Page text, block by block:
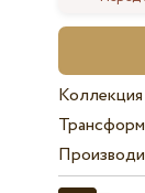
Коллекция